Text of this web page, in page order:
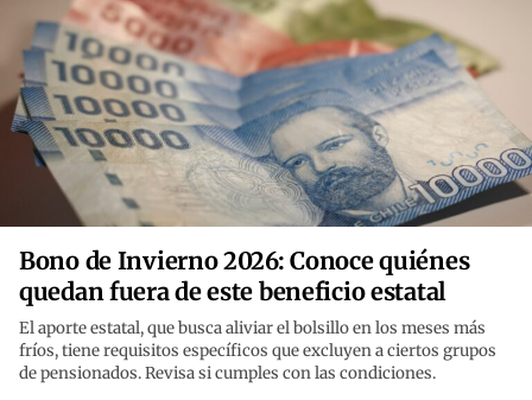
Bono de Invierno 2026: Conoce quiénes
quedan fuera de este beneficio estatal
El aporte estatal, que busca aliviar el bolsillo en los meses más
fríos, tiene requisitos específicos que excluyen a ciertos grupos
de pensionados. Revisa si cumples con las condiciones.